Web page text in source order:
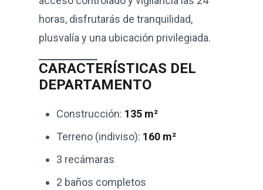
horas, disfrutarás de tranquilidad,
plusvalía y una ubicación privilegiada.
CARACTERÍSTICAS DEL
DEPARTAMENTO
Construcción: 135 m²
Terreno (indiviso): 160 m²
3 recámaras
2 baños completos